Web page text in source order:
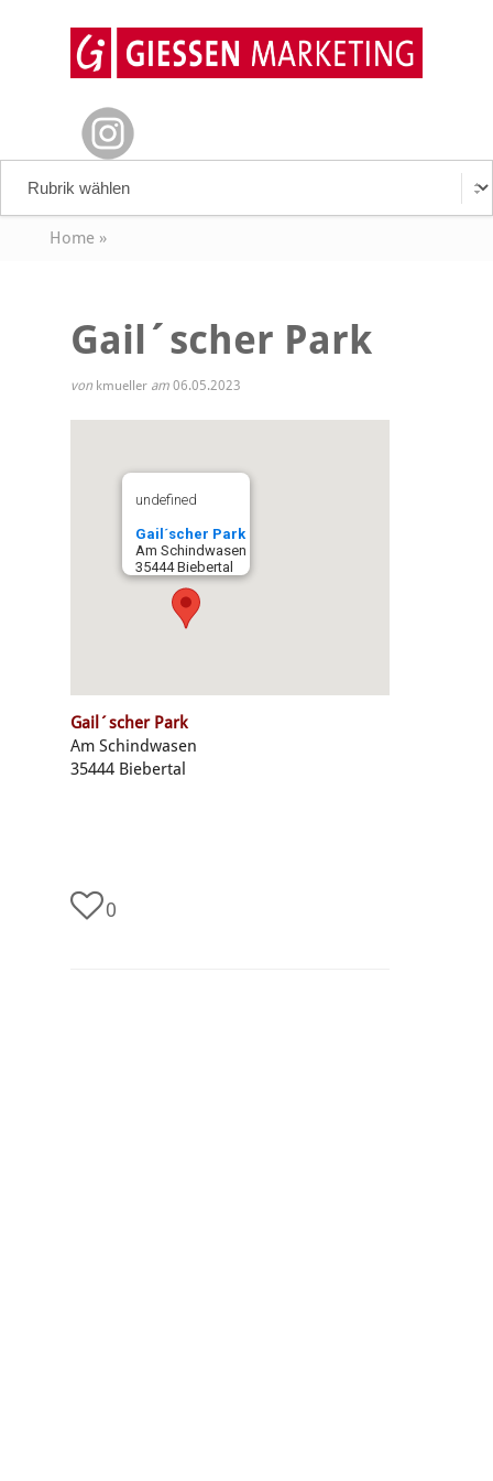
Home»
Gail´scher Park
von kmueller am 06.05.2023
undefined
Gail´scher Park
Am Schindwasen
35444 Biebertal
Gail´scher Park
Am Schindwasen
35444 Biebertal
0